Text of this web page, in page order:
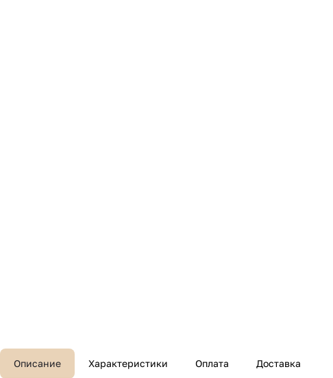
Описание Характеристики Оплата Доставка